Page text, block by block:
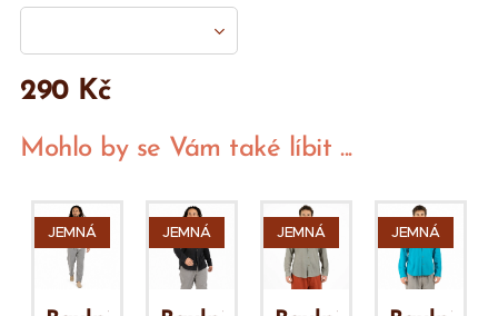
290 Kč
Mohlo by se Vám také líbit ...
JEMNÁ JEMNÁ JEMNÁ JEMNÁ